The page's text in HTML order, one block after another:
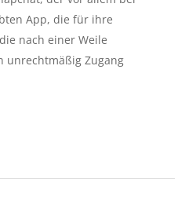
App, die für ihre
nach einer Weile
unrechtmäßig Zugang